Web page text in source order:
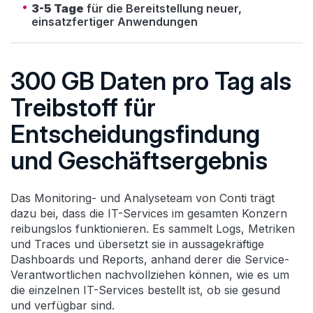
3-5 Tage für die Bereitstellung neuer,
einsatzfertiger Anwendungen
300 GB Daten pro Tag als
Treibstoff für
Entscheidungsfindung
und Geschäftsergebnis
Das Monitoring- und Analyseteam von Conti trägt
dazu bei, dass die IT-Services im gesamten Konzern
reibungslos funktionieren. Es sammelt Logs, Metriken
und Traces und übersetzt sie in aussagekräftige
Dashboards und Reports, anhand derer die Service-
Verantwortlichen nachvollziehen können, wie es um
die einzelnen IT-Services bestellt ist, ob sie gesund
und verfügbar sind.